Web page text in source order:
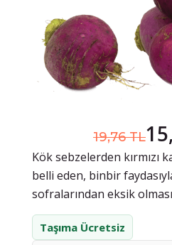
19,76 TL
Kök sebzelerden kırmızı
belli eden, binbir
sofralarından eksik
Taşıma Ücretsiz